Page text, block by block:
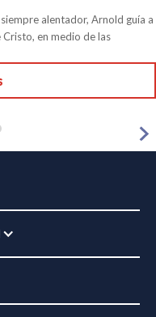
alentador, Arnold guía a
en medio de las